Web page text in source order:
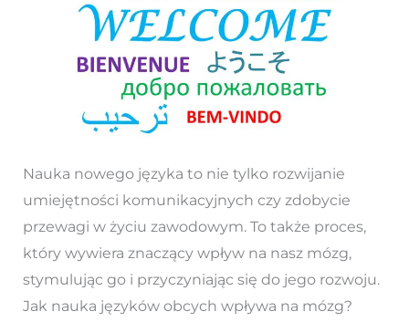
Nauka nowego języka to nie tylko rozwijanie
umiejętności komunikacyjnych czy zdobycie
przewagi w życiu zawodowym. To także proces,
który wywiera znaczący wpływ na nasz mózg,
stymulując go i przyczyniając się do jego rozwoju.
Jak nauka języków obcych wpływa na mózg?